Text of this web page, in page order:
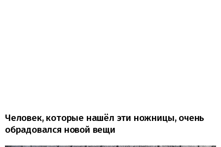
Человек, которые нашёл эти ножницы, очень
обрадовался новой вещи